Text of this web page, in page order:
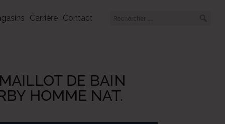
Carrière Contact
DE BAIN
HOMME NAT.